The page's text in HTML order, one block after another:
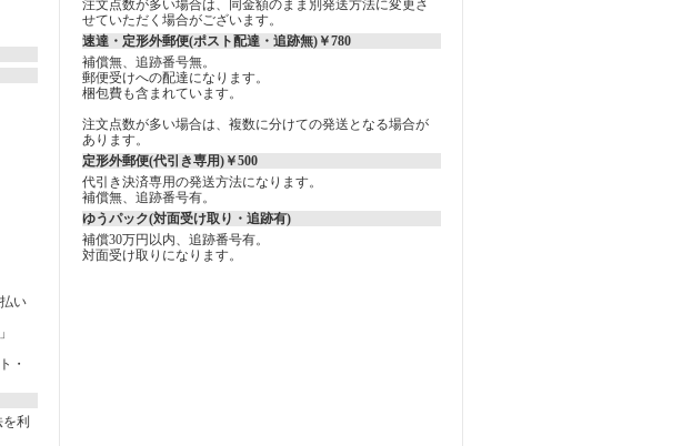
い
・
を利
注文点数が多い場合は、同金額のまま別発送方法に変更さ
せていただく場合がございます。
速達・定形外郵便(ポスト配達・追跡無)￥780
補償無、追跡番号無。
郵便受けへの配達になります。
梱包費も含まれています。
注文点数が多い場合は、複数に分けての発送となる場合が
あります。
定形外郵便(代引き専用)￥500
代引き決済専用の発送方法になります。
補償無、追跡番号有。
ゆうパック(対面受け取り・追跡有)
補償30万円以内、追跡番号有。
対面受け取りになります。